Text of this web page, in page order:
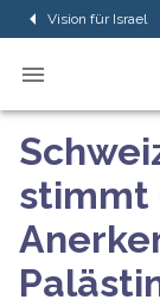
Vision für Israel
stimmt